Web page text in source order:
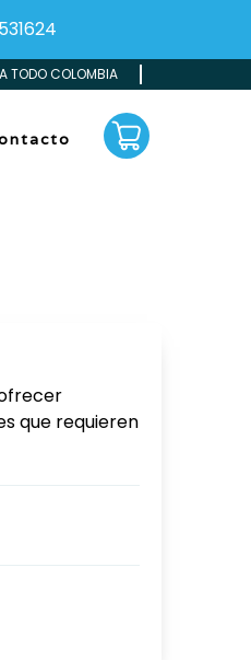
TODO COLOMBIA
que requieren